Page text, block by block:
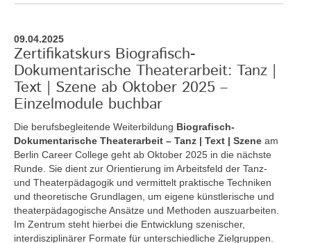
09.04.2025
Zertifikatskurs Biografisch-
Dokumentarische Theaterarbeit: Tanz |
Text | Szene ab Oktober 2025 –
Einzelmodule buchbar
Die berufsbegleitende Weiterbildung Biografisch-
Dokumentarische Theaterarbeit – Tanz | Text | Szene am
Berlin Career College geht ab Oktober 2025 in die nächste
Runde. Sie dient zur Orientierung im Arbeitsfeld der Tanz-
und Theaterpädagogik und vermittelt praktische Techniken
und theoretische Grundlagen, um eigene künstlerische und
theaterpädagogische Ansätze und Methoden auszuarbeiten.
Im Zentrum steht hierbei die Entwicklung szenischer,
interdisziplinärer Formate für unterschiedliche Zielgruppen.